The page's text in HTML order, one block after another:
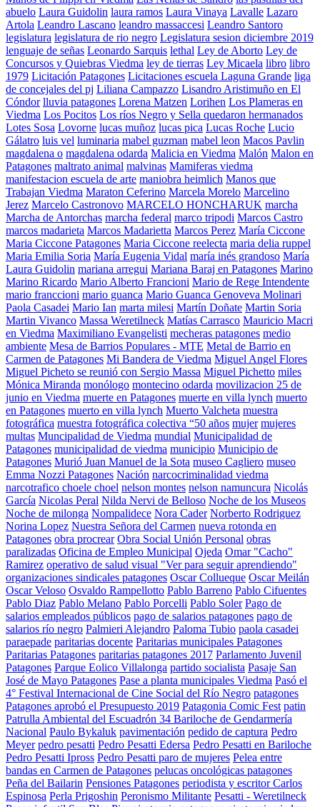
abuelo Laura Guidolin laura ramos Laura Vinaya Lavalle Lazaro
Artola Leandro Lascano leandro massaccesi Leandro Santoro
legislatura legislatura de rio negro Legislatura sesion diciembre 2019
lenguaje de señas Leonardo Sarquis lethal Ley de Aborto Ley de
Concursos y Quiebras Viedma ley de tierras Ley Micaela libro libro
1979 Licitación Patagones Licitaciones escuela Laguna Grande liga
de concejales del pj Liliana Campazzo Lisandro Aristimuño en El
Cóndor lluvia patagones Lorena Matzen Lorihen Los Plameras en
Viedma Los Pocitos Los ríos Negro y Sella quedaron hermanados
Lotes Sosa Lovorne lucas muñoz lucas pica Lucas Roche Lucio
Gálatro luis vel luminaria mabel guzman mabel leon Macos Pavlin
magdalena o magdalena odarda Malicia en Viedma Malón Malon en
Patagones maltrato animal malvinas Mamiferas viedma
manifestacion escuela de arte maniobra heimlich Manos que
Trabajan Viedma Maraton Ceferino Marcela Morelo Marcelino
Jerez Marcelo Castronovo MARCELO HONCHARUK marcha
Marcha de Antorchas marcha federal marco tripodi Marcos Castro
marcos madarieta Marcos Madarietta Marcos Perez María Ciccone
Maria Ciccone Patagones Maria Ciccone reelecta maria delia ruppel
Maria Emilia Soria María Eugenia Vidal maría inés grandoso María
Laura Guidolin mariana arregui Mariana Baraj en Patagones Marino
Marino Ricardo Mario Alberto Francioni Mario de Rege Intendente
mario franccioni mario guanca Mario Guanca Genoveva Molinari
Paola Casadei Mario Ian marta milesi Martín Doñate Martin Soria
Martin Vivanco Massa Weretilneck Matías Carrasco Mauricio Macri
en Viedma Maximiliano Evangelisti mecheras patagones medio
ambiente Mesa de Barrios Populares - MTE Metal de Barrio en
Carmen de Patagones Mi Bandera de Viedma Miguel Angel Flores
Miguel Picheto se reunió con Sergio Massa Miguel Pichetto miles
Mónica Miranda monólogo montecino odarda movilizacion 25 de
junio en Viedma muerte en Patagones muerte en villa lynch muerto
en Patagones muerto en villa lynch Muerto Valcheta muestra
fotográfica muestra fotográfica colectiva “50 años mujer mujeres
multas Muncipalidad de Viedma mundial Municipalidad de
Patagones municipalidad de viedma municipio Municipio de
Patagones Murió Juan Manuel de la Sota museo Cagliero museo
Emma Nozzi Patagones Nación narcocriminalidad viedma
narcotrafico choele choel nelson montes nelson namuncura Nicolás
García Nicolas Peral Nilda Nervi de Belloso Noche de los Museos
Noche de milonga Nompalidece Nora Cader Norberto Rodriguez
Norina Lopez Nuestra Señora del Carmen nueva rotonda en
Patagones obra procrear Obra Social Unión Personal obras
paralizadas Oficina de Empleo Municipal Ojeda Omar "Cacho"
Ramirez operativo de salud visual "Ver para seguir aprendiendo"
organizaciones sindicales patagones Oscar Collueque Oscar Meilán
Oscar Veloso Osvaldo Rampellotto Pablo Barreno Pablo Cifuentes
Pablo Diaz Pablo Melano Pablo Porcelli Pablo Soler Pago de
salarios empleados públicos pago de salarios patagones pago de
salarios río negro Palmieri Alejandro Paloma Tubio paola casadei
paraepade paritarias docente Paritarias municipales Patagones
Paritarias Patagones paritarias patagones 2017 Parlamento Juvenil
Patagones Parque Eolico Villalonga partido socialista Pasaje San
José de Mayo Patagones Pase a planta municipales Viedma Pasó el
4° Festival Internacional de Cine Social del Río Negro patagones
Patagones aprobó el Presupuesto 2019 Patagonia Comic Fest patin
Patrulla Ambiental del Escuadrón 34 Bariloche de Gendarmería
Nacional Paulo Bykaluk pavimentación pedido de captura Pedro
Meyer pedro pesatti Pedro Pesatti Edersa Pedro Pesatti en Bariloche
Pedro Pesatti Ipross Pedro Pesatti paro de mujeres Pelea entre
bandas en Carmen de Patagones pelucas oncológicas patagones
Peña del Bailarin Pensiones Patagones periodista y escritor Carlos
Espinosa Perla Prigoshin Peronismo Militante Pesatti - Weretilneck